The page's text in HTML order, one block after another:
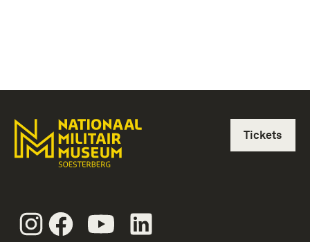
InstagramFacebookYoutube
Tickets